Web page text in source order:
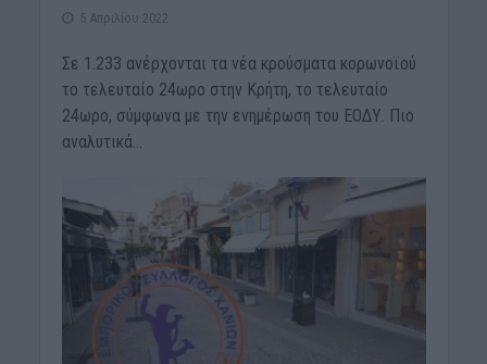
5 Απριλίου 2022
Σε 1.233 ανέρχονται τα νέα κρούσματα κορωνοϊού
το τελευταίο 24ωρο στην Κρήτη, το τελευταίο
24ωρο, σύμφωνα με την ενημέρωση του ΕΟΔΥ. Πιο
αναλυτικά...